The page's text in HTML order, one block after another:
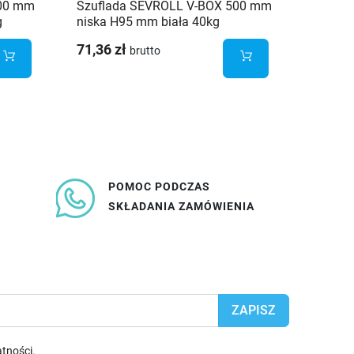
mm
Szuflada SEVROLL V-BOX 500 mm
niska H95 mm biała 40kg
71,36 zł brutto
POMOC PODCZAS
SKŁADANIA ZAMÓWIENIA
.